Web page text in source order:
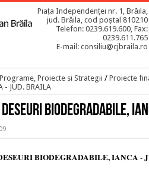
Piața Independenței nr. 1, Brăila,
jud. Brăila, cod poștal 810210
Telefon: 0239.619.600, Fax:
0239.611.765
E-mail: consiliu@cjbraila.ro
Programe, Proiecte si Strategii / Proiecte
- JUD. BRAILA
BIODEGRADABILE,
BIODEGRADABILE, IANCA -